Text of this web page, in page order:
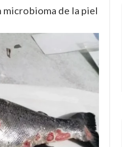
microbioma de la piel